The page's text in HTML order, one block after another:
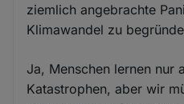
ziemlich angebrachte
Klimawandel zu
Ja, Menschen lernen nur
Katastrophen, aber wir